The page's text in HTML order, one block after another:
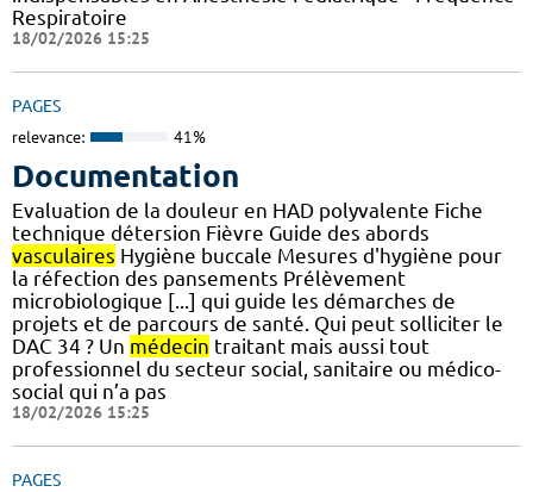
Respiratoire
18/02/2026 15:25
PAGES
relevance: 41%
Documentation
Evaluation de la douleur en HAD polyvalente Fiche
technique détersion Fièvre Guide des abords
vasculaires Hygiène buccale Mesures d'hygiène pour
la réfection des pansements Prélèvement
microbiologique [...] qui guide les démarches de
projets et de parcours de santé. Qui peut solliciter le
DAC 34 ? Un médecin traitant mais aussi tout
professionnel du secteur social, sanitaire ou médico-
social qui n’a pas
18/02/2026 15:25
PAGES